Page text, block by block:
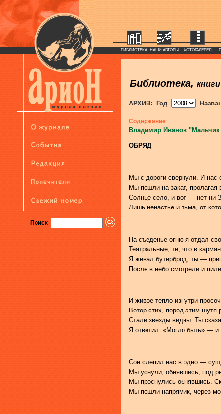
Поиск
БИБЛИОТЕКА НАШИ АВТОРЫ ФОТОГАЛЕРЕЯ
Библиотека, книги
АРХИВ: Год
Содержание
Владимир Иванов
ОБРЯД
Мы с дороги свернули. И нас
Мы пошли на закат, пролагая
Солнце село, и вот — нет ни
Лишь ненастье и тьма, от
На съеденье огню я отдал
Театральные, те, что в
Я жевал бутерброд, ты —
После в небо смотрели и пили
И живое тепло изнутри
Ветер стих, перед этим шутя
Стали звезды видны. Ты
Я ответил: «Могло быть» — и
Сон слепил нас в одно —
Мы уснули, обнявшись, под
Мы проснулись обнявшись.
Мы пошли напрямик, через